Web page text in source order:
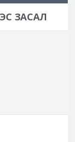
ЗАСАЛ